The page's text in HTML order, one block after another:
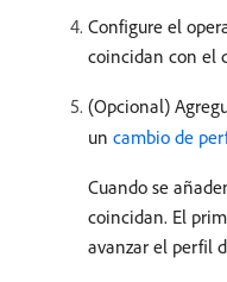
Configure el
coincidan con el
(Opcional)
un cambio de
Cuando se
coincidan. El
avanzar el perfil